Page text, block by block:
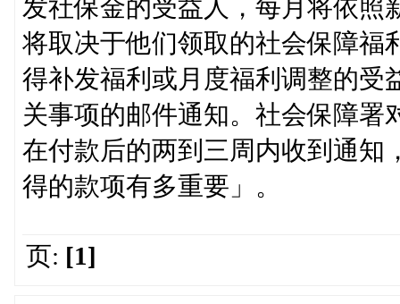
发社保金的受益人，每月将依照
将取决于他们领取的社会保障福
得补发福利或月度福利调整的受
关事项的邮件通知。社会保障署
在付款后的两到三周内收到通知
得的款项有多重要」。
页: [1]